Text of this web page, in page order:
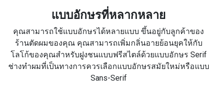
แบบอักษรที่หลากหลาย
คุณสามารถใช้แบบอักษรได้หลายแบบ ขึ้นอยู่กับลูกค้าของ
ร้านตัดผมของคุณ คุณสามารถเพิ่มกลิ่นอายย้อนยุคให้กับ
โลโก้ของคุณสำหรับฝูงชนแบบฟรีสไตล์ด้วยแบบอักษร Serif
ช่างทำผมที่เป็นทางการควรเลือกแบบอักษรสมัยใหม่หรือแบบ
Sans-Serif